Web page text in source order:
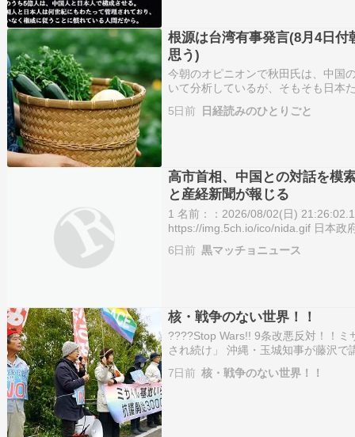
根源は台湾有事発言(8月4日
思う)
今朝のオピニオンで秋田氏は、中国
いて分析しているが、そもそも日本
っている。コラムの冒頭で「きっ
の国会答弁だ」と言及しているので
5日前 日経読みのひとりごと
高市首相、中国との対話を模
と産経新聞が報じる
1 名前：：2026/08/02(日)
https://img.5ch.io/ico/nida.gif 日本政
目的化なら足元見られる懸念も 日
6日前 黒マッチョニュース
核・戦争のない世界！！
????Stop Wars!! 9条改悪反対！！
され続け」 沖縄・玉城知事が藤沢
配備 周辺では抗議デモ「力では平
7日前 核・戦争のない世界！！